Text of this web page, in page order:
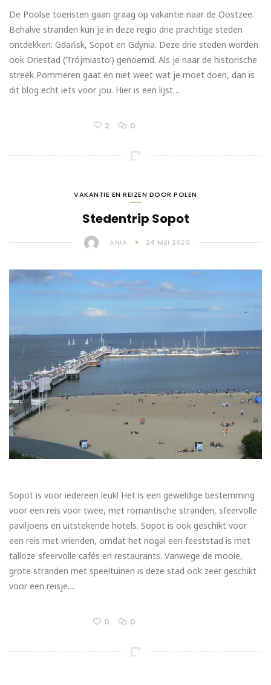
De Poolse toeristen gaan graag op vakantie naar de Oostzee.
Behalve stranden kun je in deze regio drie prachtige steden
ontdekken: Gdańsk, Sopot en Gdynia. Deze drie steden worden
ook Driestad (‘Trójmiasto’) genoemd. Als je naar de historische
streek Pommeren gaat en niet weet wat je moet doen, dan is
dit blog echt iets voor jou. Hier is een lijst…
2 0
VAKANTIE EN REIZEN DOOR POLEN
Stedentrip Sopot
ANIA 24 MEI 2020
Sopot is voor iedereen leuk! Het is een geweldige bestemming
voor een reis voor twee, met romantische stranden, sfeervolle
paviljoens en uitstekende hotels. Sopot is ook geschikt voor
een reis met vrienden, omdat het nogal een feeststad is met
talloze sfeervolle cafés en restaurants. Vanwege de mooie,
grote stranden met speeltuinen is deze stad ook zeer geschikt
voor een reisje…
0 0